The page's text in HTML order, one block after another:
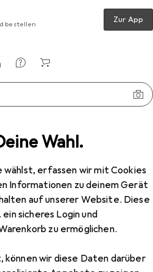
Wahl.
wählst, erfassen wir mit Cookies
Informationen zu deinem Gerät
auf unserer Website. Diese
sicheres Login und
zu ermöglichen.
können wir diese Daten darüber
bestellen Zur App
Toner HP 641a